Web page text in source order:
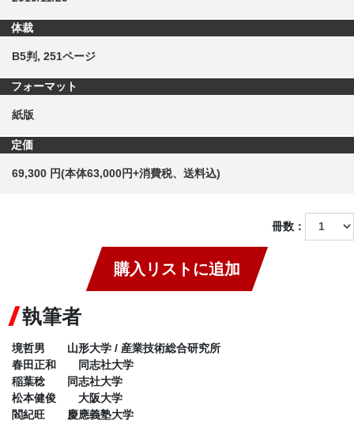
体裁
B5判, 251ページ
フォーマット
紙版
定価
69,300 円(本体63,000円+消費税、送料込)
冊数：
購入リストに追加
執筆者
境哲男 山形大学 / 産業技術総合研究所
春田正和 同志社大学
稲葉稔 同志社大学
松本健俊 大阪大学
閻紀旺 慶應義塾大学